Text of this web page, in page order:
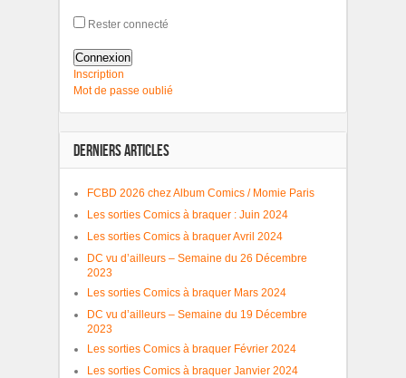
Rester connecté
Connexion
Inscription
Mot de passe oublié
DERNIERS ARTICLES
FCBD 2026 chez Album Comics / Momie Paris
Les sorties Comics à braquer : Juin 2024
Les sorties Comics à braquer Avril 2024
DC vu d’ailleurs – Semaine du 26 Décembre
2023
Les sorties Comics à braquer Mars 2024
DC vu d’ailleurs – Semaine du 19 Décembre
2023
Les sorties Comics à braquer Février 2024
Les sorties Comics à braquer Janvier 2024